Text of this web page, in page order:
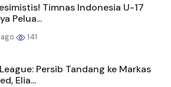
Timnas Indonesia U-17
Pelua...
141
Persib Tandang ke Markas
Elia...